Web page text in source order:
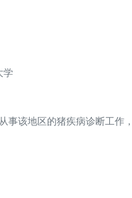
学
事该地区的猪疾病诊断工作